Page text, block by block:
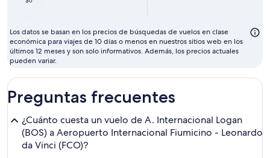
Los datos se basan en los precios de búsquedas de vuelos en clase
económica para viajes de 10 días o menos en nuestros sitios web en los
últimos 12 meses y son solo informativos. Además, los precios actuales
pueden variar.
Preguntas frecuentes
¿Cuánto cuesta un vuelo de A. Internacional Logan
(BOS) a Aeropuerto Internacional Fiumicino - Leonardo
da Vinci (FCO)?